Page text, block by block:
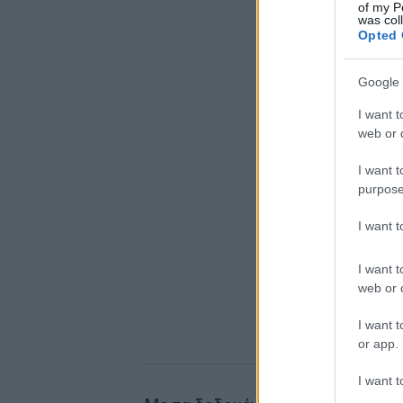
of my
was
Opted
Google
I want
web or
I want
I want
I want
web or
I want
or app.
I want